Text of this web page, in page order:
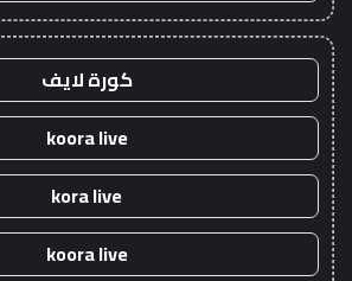
كورة لايف
koora live
kora live
koora live